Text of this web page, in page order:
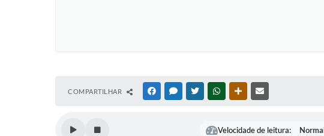
COMPARTILHAR FACEBOOKMESSENGER
TWITTERWHATSAPPOUTRAS MÍDIAS
Velocidade de leitura: